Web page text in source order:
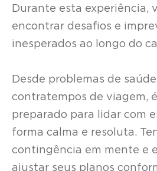
Durante esta experiência,
encontrar desafios e
inesperados ao longo do
Desde problemas de
contratempos de viagem,
preparado para lidar com
forma calma e resoluta.
contingência em mente e
ajustar seus planos